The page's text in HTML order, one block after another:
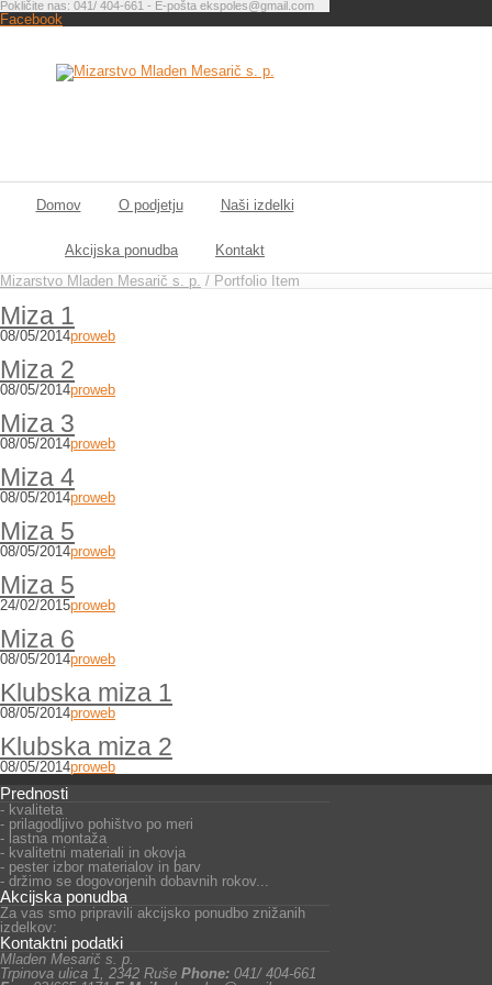
Pokličite nas: 041/ 404-661 - E-pošta ekspoles@gmail.com
Facebook
Domov O podjetju Naši izdelki
Akcijska ponudba
Kontakt
Mizarstvo Mladen Mesarič s. p. / Portfolio Item
Miza 1
08/05/2014proweb
Miza 2
08/05/2014proweb
Miza 3
08/05/2014proweb
Miza 4
08/05/2014proweb
Miza 5
08/05/2014proweb
Miza 5
24/02/2015proweb
Miza 6
08/05/2014proweb
Klubska miza 1
08/05/2014proweb
Klubska miza 2
08/05/2014proweb
Prednosti
- kvaliteta
- prilagodljivo pohištvo po meri
- lastna montaža
- kvalitetni materiali in okovja
- pester izbor materialov in barv
- držimo se dogovorjenih dobavnih rokov...
Akcijska ponudba
Za vas smo pripravili akcijsko ponudbo znižanih
izdelkov:
Kontaktni podatki
Mladen Mesarič s. p.
Trpinova ulica 1, 2342 Ruše Phone: 041/ 404-661